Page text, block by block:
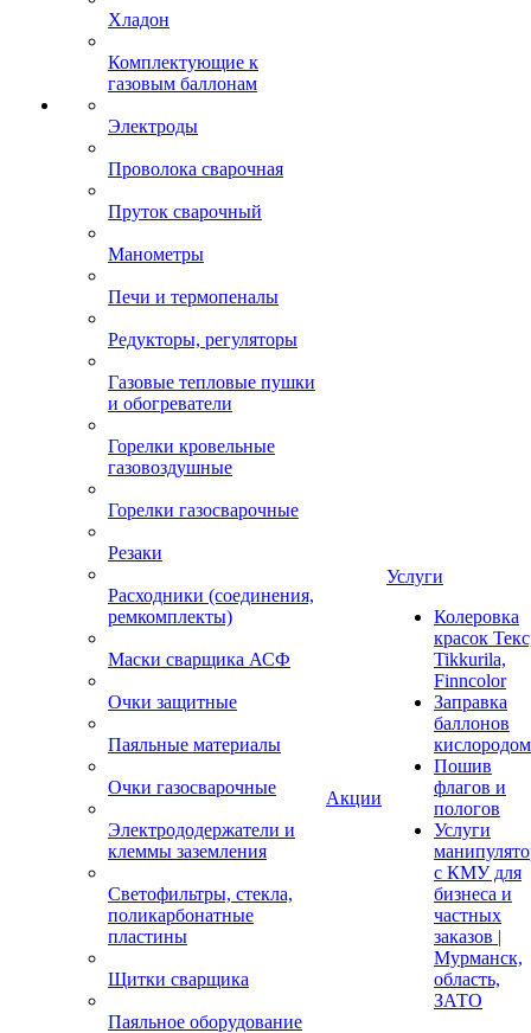
Хладон
Комплектующие к
газовым баллонам
Электроды
Проволока сварочная
Пруток сварочный
Манометры
Печи и термопеналы
Редукторы, регуляторы
Газовые тепловые пушки
и обогреватели
Горелки кровельные
газовоздушные
Горелки газосварочные
Резаки
Расходники (соединения,
ремкомплекты)
Маски сварщика АСФ
Очки защитные
Паяльные материалы
Очки газосварочные
Электрододержатели и
клеммы заземления
Светофильтры, стекла,
поликарбонатные
пластины
Щитки сварщика
Паяльное оборудование
Акции
Услуги
Колеровка
красок
Tikkurila,
Finncolor
Заправка
баллонов
кислородом
Пошив
флагов и
пологов
Услуги
с КМУ для
бизнеса и
частных
заказов |
Мурманск,
область,
ЗАТО